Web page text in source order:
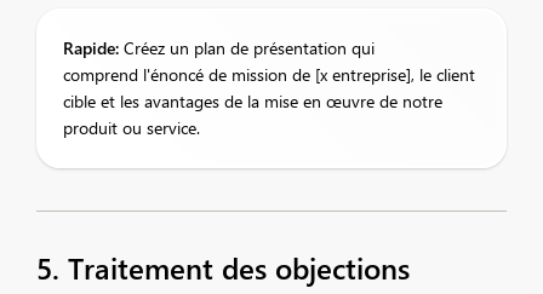
Rapide: Créez un plan de présentation qui
comprend l'énoncé de mission de [x entreprise], le client
cible et les avantages de la mise en œuvre de notre
produit ou service.​
5. Traitement des objections